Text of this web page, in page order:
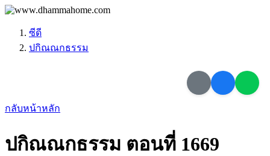
ซีดี
ปกิณณกธรรม
กลับหน้าหลัก
ปกิณณกธรรม ตอนที่ 1669